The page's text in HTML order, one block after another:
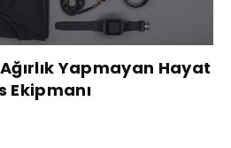
Yapmayan Hayat
Ekipmanı